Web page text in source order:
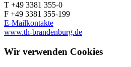
T +49 3381 355-0
F +49 3381 355-199
E-Mailkontakte
www.th-brandenburg.de
Wir verwenden Cookies